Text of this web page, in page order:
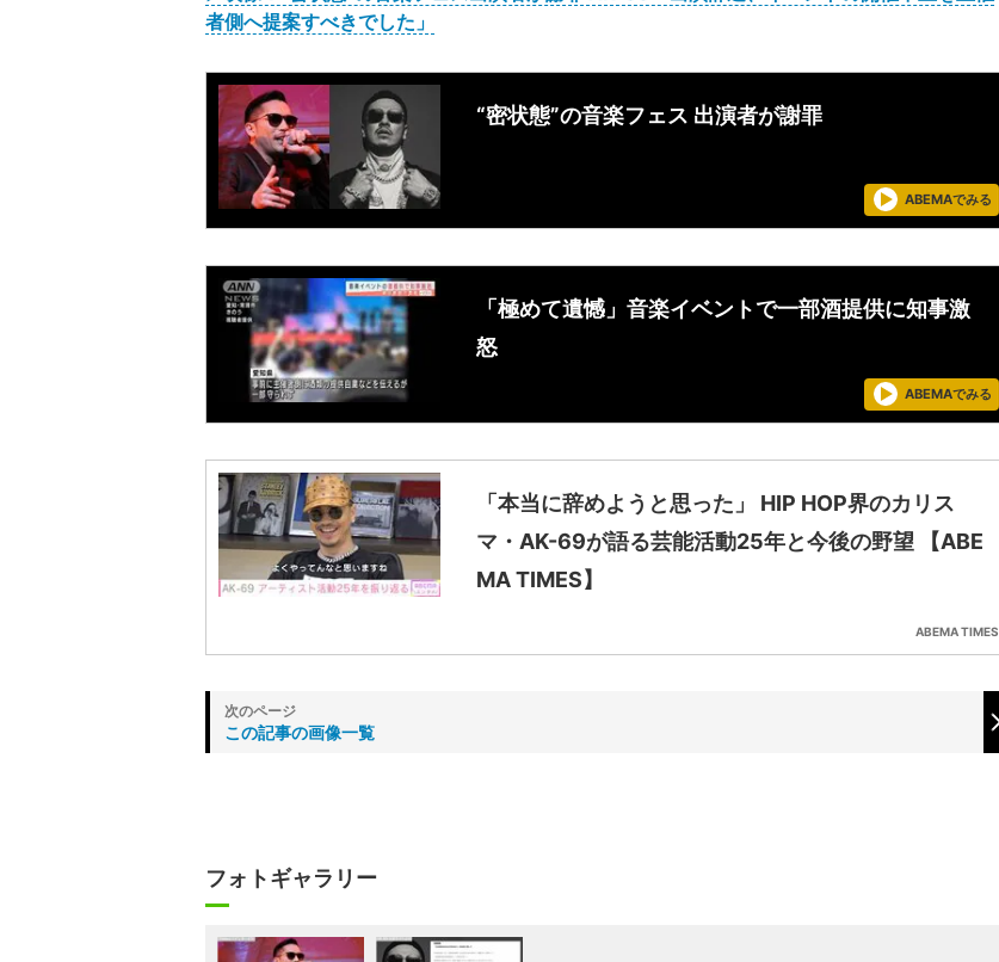
者側へ提案すべきでした」
“密状態”の音楽フェス 出演者が謝罪
ABEMAでみる
「極めて遺憾」音楽イベントで一部酒提供に知事激
怒
ABEMAでみる
「本当に辞めようと思った」 HIP HOP界のカリス
マ・AK-69が語る芸能活動25年と今後の野望 【ABE
MA TIMES】
ABEMA TIMES
この記事の画像一覧
フォトギャラリー